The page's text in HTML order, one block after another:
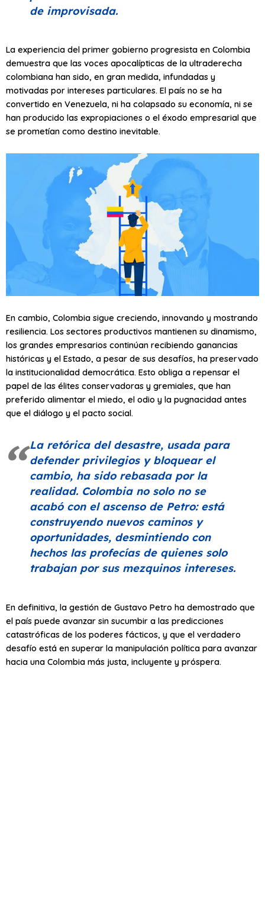
de improvisada.
La experiencia del primer gobierno progresista en Colombia
demuestra que las voces apocalípticas de la ultraderecha
colombiana han sido, en gran medida, infundadas y
motivadas por intereses particulares. El país no se ha
convertido en Venezuela, ni ha colapsado su economía, ni se
han producido las expropiaciones o el éxodo empresarial que
se prometían como destino inevitable.
En cambio, Colombia sigue creciendo, innovando y mostrando
resiliencia. Los sectores productivos mantienen su dinamismo,
los grandes empresarios continúan recibiendo ganancias
históricas y el Estado, a pesar de sus desafíos, ha preservado
la institucionalidad democrática. Esto obliga a repensar el
papel de las élites conservadoras y gremiales, que han
preferido alimentar el miedo, el odio y la pugnacidad antes
que el diálogo y el pacto social.
La retórica del desastre, usada para
defender privilegios y bloquear el
cambio, ha sido rebasada por la
realidad. Colombia no solo no se
acabó con el ascenso de Petro: está
construyendo nuevos caminos y
oportunidades, desmintiendo con
hechos las profecías de quienes solo
trabajan por sus mezquinos intereses.
En definitiva, la gestión de Gustavo Petro ha demostrado que
el país puede avanzar sin sucumbir a las predicciones
catastróficas de los poderes fácticos, y que el verdadero
desafío está en superar la manipulación política para avanzar
hacia una Colombia más justa, incluyente y próspera.